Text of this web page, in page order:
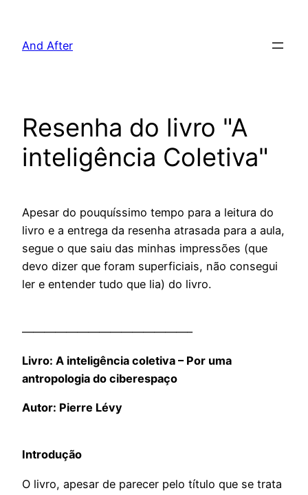
And After
Resenha do livro "A
inteligência Coletiva"
Apesar do pouquíssimo tempo para a leitura do
livro e a entrega da resenha atrasada para a aula,
segue o que saiu das minhas impressões (que
devo dizer que foram superficiais, não consegui
ler e entender tudo que lia) do livro.
———————————————–
Livro: A inteligência coletiva – Por uma
antropologia do ciberespaço
Autor: Pierre Lévy
Introdução
O livro, apesar de parecer pelo título que se trata